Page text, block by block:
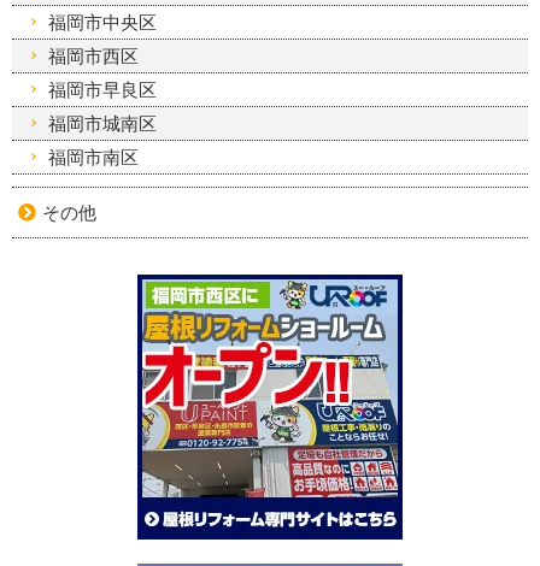
福岡市中央区
福岡市西区
福岡市早良区
福岡市城南区
福岡市南区
その他